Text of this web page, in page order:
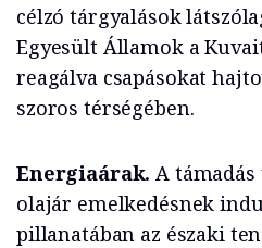
célzó tárgyalások
Egyesült Államok a
reagálva csapásokat
szoros térségében.
Energiaárak.A
olajár emelkedésnek
pillanatában az északi